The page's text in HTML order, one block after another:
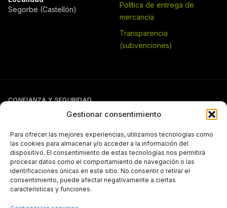
Gestionar consentimiento
Para ofrecer las mejores experiencias, utilizamos tecnologías como
las cookies para almacenar y/o acceder a la información del
dispositivo. El consentimiento de estas tecnologías nos permitirá
procesar datos como el comportamiento de navegación o las
identificaciones únicas en este sitio. No consentir o retirar el
consentimiento, puede afectar negativamente a ciertas
características y funciones.
Segorbe (Castellón)
Política de entrega de
mercancía
Transparencia
(subvenciones)
CONFIANZA Y SEGURIDAD
Si tienes otra forma de pago pactada con Pergal (giro, transferencia,
etc.), puedes seguir usándola con normalidad.
TRANSPARENCIA